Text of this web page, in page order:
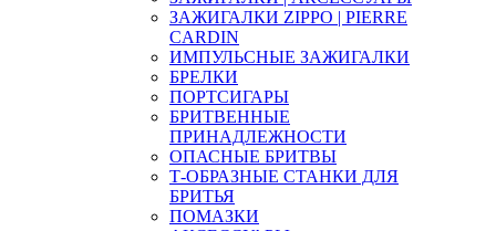
ЗАЖИГАЛКИ ZIPPO | PIERRE
CARDIN
ИМПУЛЬСНЫЕ ЗАЖИГАЛКИ
БРЕЛКИ
ПОРТСИГАРЫ
БРИТВЕННЫЕ
ПРИНАДЛЕЖНОСТИ
ОПАСНЫЕ БРИТВЫ
Т-ОБРАЗНЫЕ СТАНКИ ДЛЯ
БРИТЬЯ
ПОМАЗКИ